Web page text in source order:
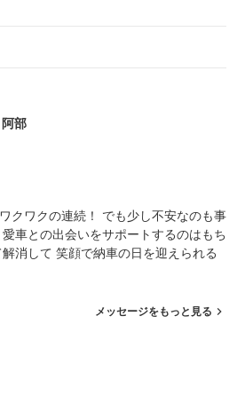
部
クワクの連続！ でも少し不安なのも事
車との出会いをサポートするのはもち
消して 笑顔で納車の日を迎えられる
メッセージをもっと見る